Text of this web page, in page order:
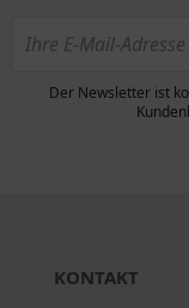
Der Newsletter ist
KONTAKT